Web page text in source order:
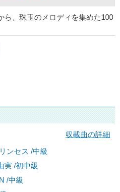
ら、珠玉のメロディを集めた100
収載曲の詳細
ンセス /中級
実 /初中級
/中級